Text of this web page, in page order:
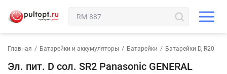
Главная / Батарейки и аккумуляторы / Батарейки / Батарейки D, R20
Эл. пит. D сол. SR2 Panasonic GENERAL